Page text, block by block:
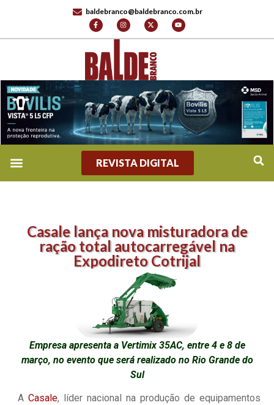
baldebranco@baldebranco.com.br
REVISTA DIGITAL
Casale lança nova misturadora de
ração total autocarregável na
Expodireto Cotrijal
Empresa apresenta a Vertimix 35AC, entre 4 e 8 de
março, no evento que será realizado no Rio Grande do
Sul
ACasale, líder nacional na produção de equipamentos